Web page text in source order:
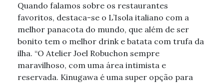
Quando falamos sobre os restaurantes
favoritos, destaca-se o L’Isola italiano com a
melhor panacota do mundo, que além de ser
bonito tem o melhor drink e batata com trufa da
ilha. “O Atelier Joel Robuchon sempre
maravilhoso, com uma área intimista e
reservada. Kinugawa é uma super opção para